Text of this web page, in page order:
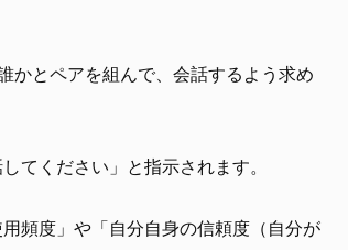
かとペアを組んで、会話するよう求め
てください」と指示されます。
頻度」や「自分自身の信頼度（自分が